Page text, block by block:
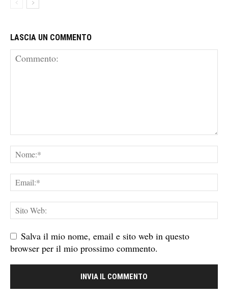
LASCIA UN COMMENTO
Salva il mio nome, email e sito web in questo
browser per il mio prossimo commento.